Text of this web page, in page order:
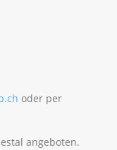
oder per
angeboten.